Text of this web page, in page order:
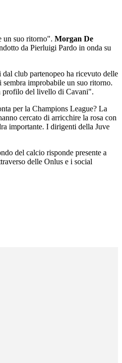
un suo ritorno". Morgan De
da Pierluigi Pardo in onda su
club partenopeo ha ricevuto delle
improbabile un suo ritorno.
profilo del livello di Cavani".
per la Champions League? La
cercato di arricchire la rosa con
importante. I dirigenti della Juve
del calcio risponde presente a
delle Onlus e i social